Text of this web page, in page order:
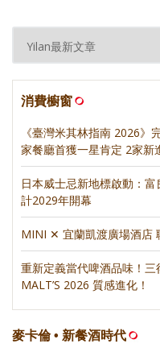
消費櫥窗
《臺灣米其林指南 2026》
家餐廳首獲一星肯定 2家新
日本威士忌新地標啟動：
計2029年開幕
MINI ✕ 宜蘭凱渡廣場酒店
重新定義當代啤酒品味！
MALT’S 2026 質感進化！
麥卡倫 • 新餐酒時代